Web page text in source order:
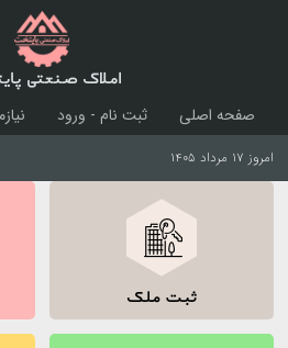
املاک صنعتی
صفحه اصلی ثبت نام - ورود
امروز ۱۷ مرداد ۱۴۰۵
ثبت ملک